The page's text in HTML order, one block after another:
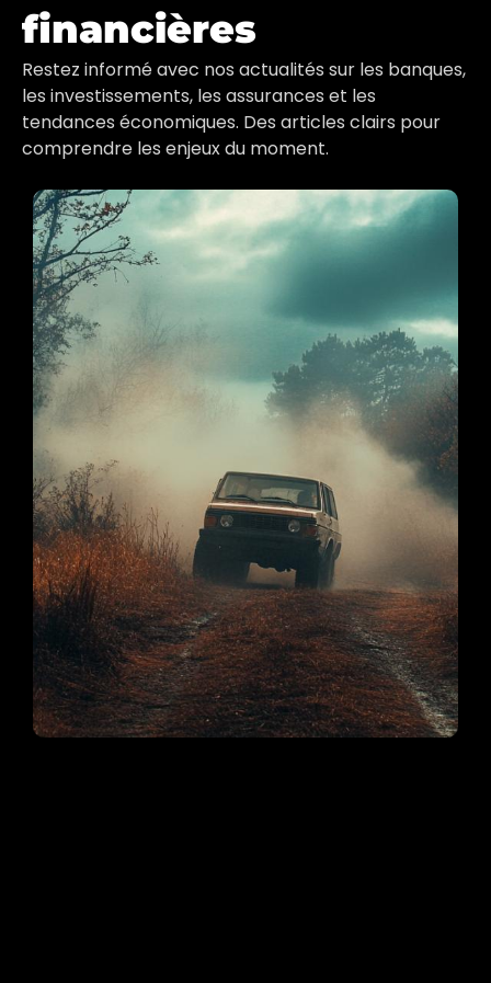
financières
Restez informé avec nos actualités sur les banques,
les investissements, les assurances et les
tendances économiques. Des articles clairs pour
comprendre les enjeux du moment.